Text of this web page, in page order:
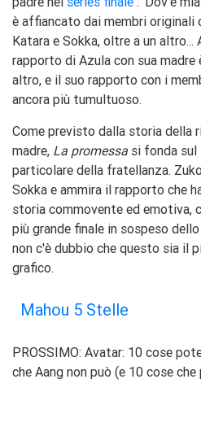
è affiancato dai membri originali
Katara e Sokka, oltre a un
rapporto di Azula con sua
altro, e il suo rapporto con i
ancora più tumultuoso.
Come previsto dalla storia della
madre, La promessa si fonda sul
particolare della fratellanza.
Sokka e ammira il rapporto che
storia commovente ed emotiva,
più grande finale in sospeso
non c'è dubbio che questo sia il
grafico.
Mahou 5 Stelle
PROSSIMO: Avatar: 10 cose
che Aang non può (e 10 cose